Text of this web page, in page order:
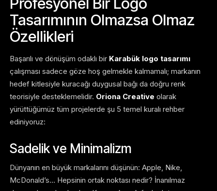
Tasarımının Olmazsa Olmaz
Özellikleri
Başarılı ve dönüşüm odaklı bir Karabük logo tasarımı
çalışması sadece göze hoş gelmekle kalmamalı; markanın
hedef kitlesiyle kuracağı duygusal bağı da doğru renk
teorisiyle desteklemelidir. Oriona Creative olarak
yürüttüğümüz tüm projelerde şu 5 temel kuralı rehber
ediniyoruz:
Sadelik ve Minimalizm
Dünyanın en büyük markalarını düşünün: Apple, Nike,
McDonald’s… Hepsinin ortak noktası nedir? İnanılmaz